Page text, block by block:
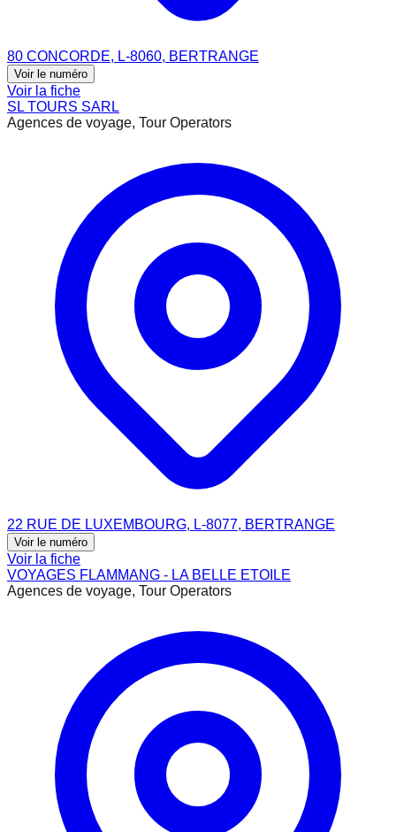
80 CONCORDE, L-8060, BERTRANGE
Voir le numéro
Voir la fiche
SL TOURS SARL
Agences de voyage, Tour Operators
22 RUE DE LUXEMBOURG, L-8077, BERTRANGE
Voir le numéro
Voir la fiche
VOYAGES FLAMMANG - LA BELLE ETOILE
Agences de voyage, Tour Operators